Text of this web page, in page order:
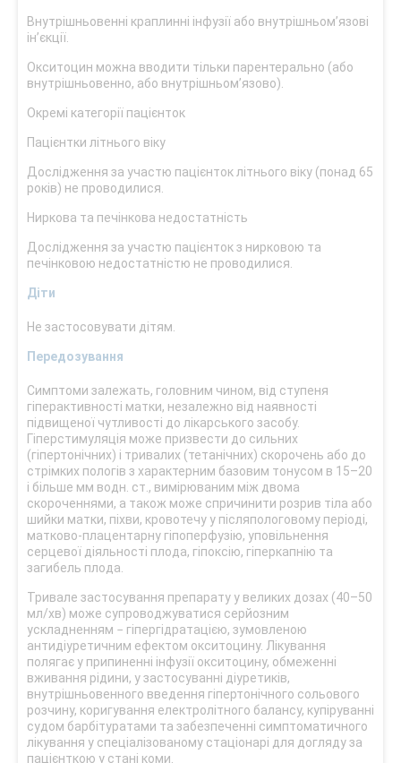
Внутрішньовенні краплинні інфузії або внутрішньомʼязові
інʼєкції.
Окситоцин можна вводити тільки парентерально (або
внутрішньовенно, або внутрішньомʼязово).
Окремі категорії пацієнток
Пацієнтки літнього віку
Дослідження за участю пацієнток літнього віку (понад 65
років) не проводилися.
Ниркова та печінкова недостатність
Дослідження за участю пацієнток з нирковою та
печінковою недостатністю не проводилися.
Діти
Не застосовувати дітям.
Передозування
Симптоми залежать, головним чином, від ступеня
гіперактивності матки, незалежно від наявності
підвищеної чутливості до лікарського засобу.
Гіперстимуляція може призвести до сильних
(гіпертонічних) і тривалих (тетанічних) скорочень або до
стрімких пологів з характерним базовим тонусом в 15–20
і більше мм водн. ст., вимірюваним між двома
скороченнями, а також може спричинити розрив тіла або
шийки матки, піхви, кровотечу у післяпологовому періоді,
матково-плацентарну гіпоперфузію, уповільнення
серцевої діяльності плода, гіпоксію, гіперкапнію та
загибель плода.
Тривале застосування препарату у великих дозах (40–50
мл/хв) може супроводжуватися серйозним
ускладненням − гіпергідратацією, зумовленою
антидіуретичним ефектом окситоцину. Лікування
полягає у припиненні інфузії окситоцину, обмеженні
вживання рідини, у застосуванні діуретиків,
внутрішньовенного введення гіпертонічного сольового
розчину, коригування електролітного балансу, купіруванні
судом барбітуратами та забезпеченні симптоматичного
лікування у спеціалізованому стаціонарі для догляду за
пацієнткою у стані коми.